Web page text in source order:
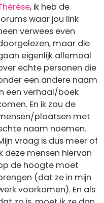
, ik heb de
waar jou link
verwees even
maar die
eigenlijk allemaal
echte personen die
een andere naam
een verhaal/boek
En ik zou de
plaatsen met
naam noemen.
vraag is dus meer of
deze mensen hiervan
de hoogte moet
(dat ze in mijn
voorkomen). En als